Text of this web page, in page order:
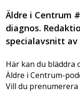
Äldre i Centrum
diagnos.
specialavsnitt av
Här kan du bläddra
Äldre i Centrum-
Vill du